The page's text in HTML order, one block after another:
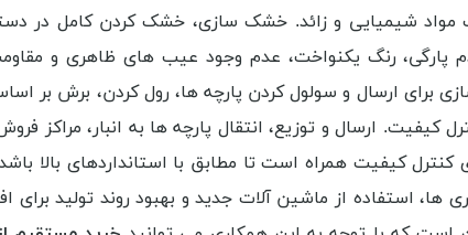
شیمیایی و زائد. خشک سازی، خشک کردن کامل در
رنگ یکنواخت، عدم وجود عیب های ظاهری و
ارسال و سولول کردن پارچه ها، رول کردن، برش بر
کیفیت. ارسال و توزیع، انتقال پارچه ها به انبار، مراکز
کیفیت همراه است تا مطابق با استانداردهای بالا
استفاده از ماشین آلات جدید و بهبود روند تولید برای